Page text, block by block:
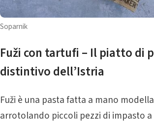
Soparnik
Fuži con tartufi – Il piatto di
distintivo dell’Istria
Fuži è una pasta fatta a mano
arrotolando piccoli pezzi di impasto